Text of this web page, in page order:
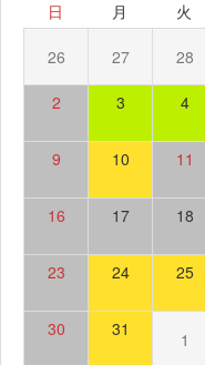
日 月 火
26 27 28
2 3 4
9 10 11
16 17 18
23 24 25
30 31 1